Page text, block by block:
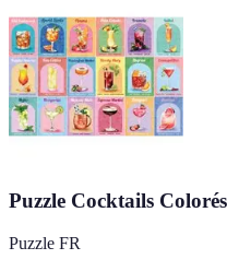
Puzzle Cocktails
Puzzle FR